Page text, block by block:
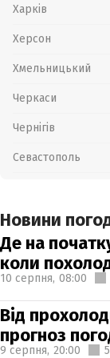
Харків
Херсон
Хмельницький
Черкаси
Чернігів
Севастополь
Новини
Де на
коли
10 серпня, 08:00
Від
прогноз
9 серпня, 20:00